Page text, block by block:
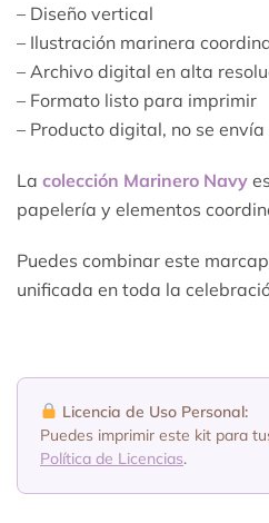
– Diseño vertical
– Ilustración marinera
– Archivo digital en alta
– Formato listo para imprimir
– Producto digital, no se
La colección Marinero Navy
papelería y elementos
Puedes combinar este
unificada en toda la
Licencia de Uso Personal:
Puedes imprimir este kit para
Política de Licencias.